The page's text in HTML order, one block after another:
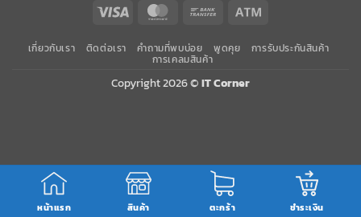
หน้าแรก สินค้า ตะกร้า ชำระเงิน
Visa MasterCard Bank
เกี่ยวกับเรา ติดต่อเรา คำถามที่พบบ่อย พูดคุย การรับประกันสินค้า
การเคลมสินค้า
Copyright 2026 ©IT Corner